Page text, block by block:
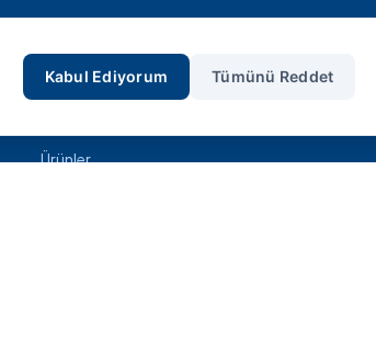
Hızlı Erişim
Ürünler
Kabul Ediyorum Tümünü Reddet